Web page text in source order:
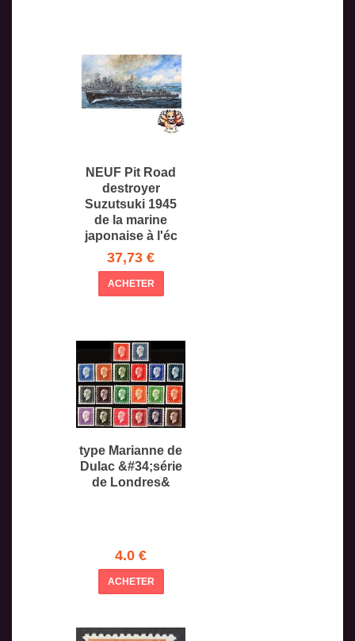
NEUF Pit Road
destroyer
Suzutsuki 1945
de la marine
japonaise à l'éc
37,73 €
ACHETER
type Marianne de
Dulac &#34;série
de Londres&
4.0 €
ACHETER